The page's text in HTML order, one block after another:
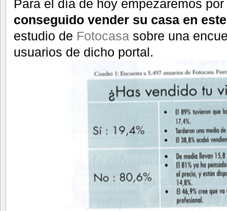
Para el día de hoy empezaremos
conseguido vender su casa en
estudio de Fotocasa sobre una
usuarios de dicho portal.